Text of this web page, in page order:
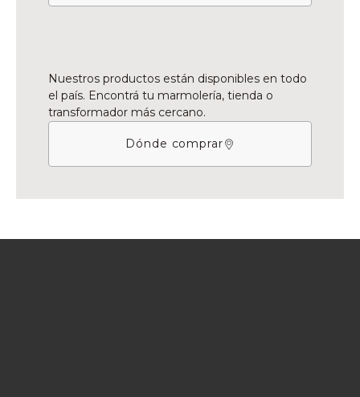
Nuestros productos están disponibles en todo
el país. Encontrá tu marmolería, tienda o
transformador más cercano.
Dónde comprar